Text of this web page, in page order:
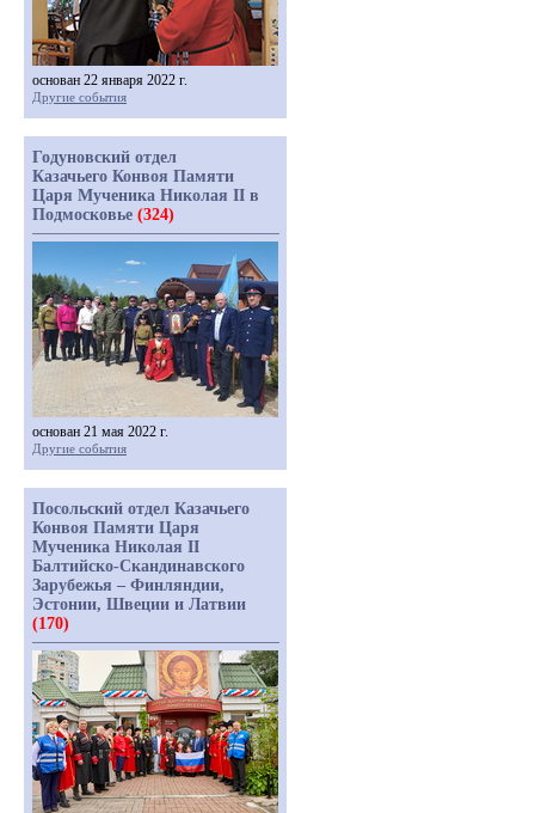
основан 22 января 2022 г.
Другие события
Годуновский отдел
Казачьего Конвоя Памяти
Царя Мученика Николая II в
Подмосковье (324)
основан 21 мая 2022 г.
Другие события
Посольский отдел Казачьего
Конвоя Памяти Царя
Мученика Николая II
Балтийско-Скандинавского
Зарубежья – Финляндии,
Эстонии, Швеции и Латвии
(170)